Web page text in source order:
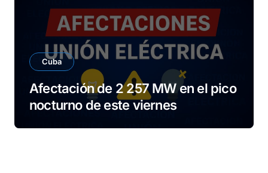
Cuba
Afectación de 2 257 MW en el pico
nocturno de este viernes